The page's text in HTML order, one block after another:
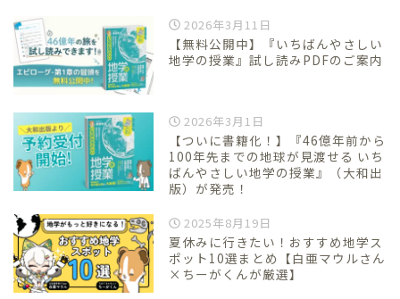
2026年3月11日
【無料公開中】『いちばんやさしい
地学の授業』試し読みPDFのご案内
2026年3月1日
【ついに書籍化！】『46億年前から
100年先までの地球が見渡せる いち
ばんやさしい地学の授業』（大和出
版）が発売！
2025年8月19日
夏休みに行きたい！おすすめ地学ス
ポット10選まとめ【白亜マウルさん
×ちーがくんが厳選】